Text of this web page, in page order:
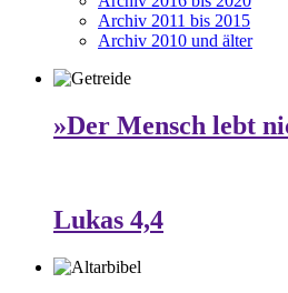
Archiv 2011 bis 2015
Archiv 2010 und älter
»Der Mensch lebt
Lukas 4,4